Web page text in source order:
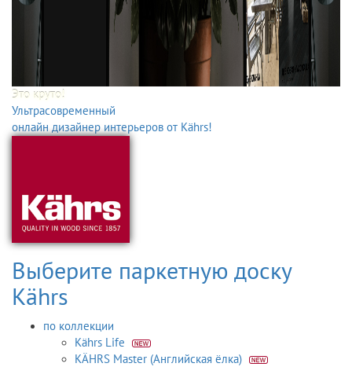
Это круто!
Ультрасовременный
онлайн дизайнер интерьеров от Kährs!
Выберите паркетную доску
Kährs
по коллекции
Kährs Life
KÄHRS Master (Английская ёлка)